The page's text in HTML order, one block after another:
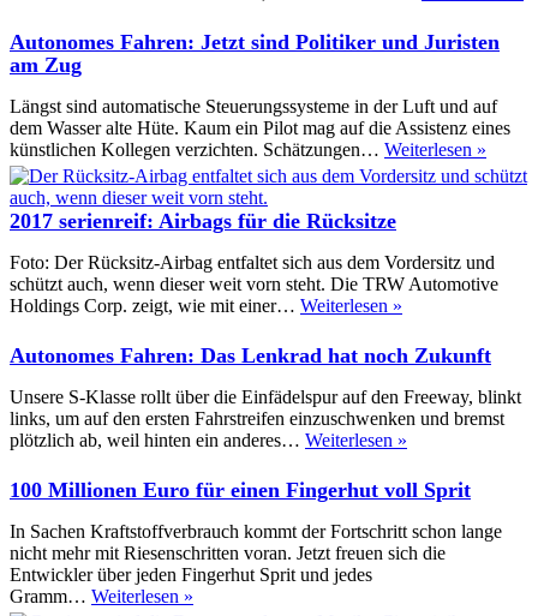
Autonomes Fahren: Jetzt sind Politiker und Juristen
am Zug
Längst sind automatische Steuerungssysteme in der Luft und auf
dem Wasser alte Hüte. Kaum ein Pilot mag auf die Assistenz eines
künstlichen Kollegen verzichten. Schätzungen… Weiterlesen »
Jetzt
und
2017 serienreif: Airbags für die Rücksitze
Foto: Der Rücksitz-Airbag entfaltet sich aus dem Vordersitz und
schützt auch, wenn dieser weit vorn steht. Die TRW Automotive
Holdings Corp. zeigt, wie mit einer… Weiterlesen »
Airbags
für
die
Rücksitze
Autonomes Fahren: Das Lenkrad hat noch Zukunft
Unsere S-Klasse rollt über die Einfädelspur auf den Freeway, blinkt
links, um auf den ersten Fahrstreifen einzuschwenken und bremst
plötzlich ab, weil hinten ein anderes… Weiterlesen »
Das
Lenkrad
hat
noch
100 Millionen Euro für einen Fingerhut voll Sprit
In Sachen Kraftstoffverbrauch kommt der Fortschritt schon lange
nicht mehr mit Riesenschritten voran. Jetzt freuen sich die
Entwickler über jeden Fingerhut Sprit und jedes
Gramm… Weiterlesen »